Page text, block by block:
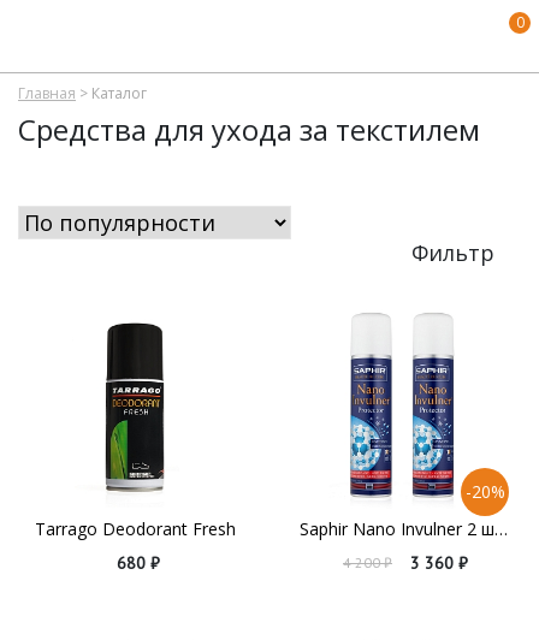
0
Главная > Каталог
Средства для ухода за текстилем
Фильтр
Tarrago Deodorant Fresh
680 ₽
-20%
Saphir Nano Invulner 2 штуки
4 200 ₽ 3 360 ₽